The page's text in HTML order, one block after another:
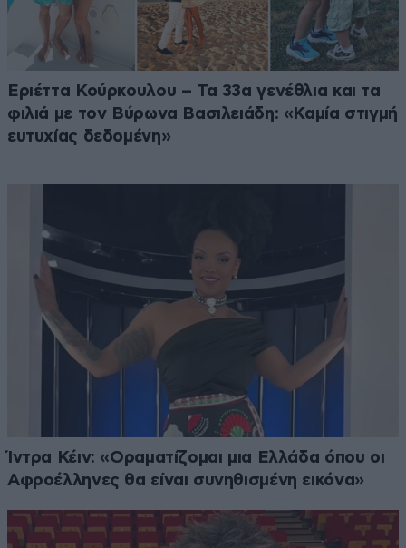
Εριέττα Κούρκουλου – Τα 33α γενέθλια και τα
φιλιά με τον Βύρωνα Βασιλειάδη: «Καμία στιγμή
ευτυχίας δεδομένη»
Ίντρα Κέιν: «Οραματίζομαι μια Ελλάδα όπου οι
Αφροέλληνες θα είναι συνηθισμένη εικόνα»